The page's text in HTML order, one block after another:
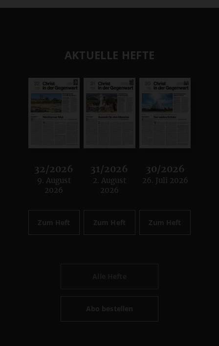
AKTUELLE HEFTE
32/2026
:
9. August
2026
Zum Heft
31/2026
:
2. August
2026
Zum Heft
30/2026
:
26. Juli 2026
Zum Heft
Abo bestellen